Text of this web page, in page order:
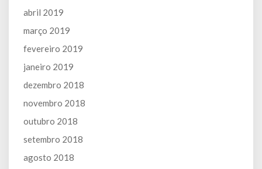
abril 2019
março 2019
fevereiro 2019
janeiro 2019
dezembro 2018
novembro 2018
outubro 2018
setembro 2018
agosto 2018